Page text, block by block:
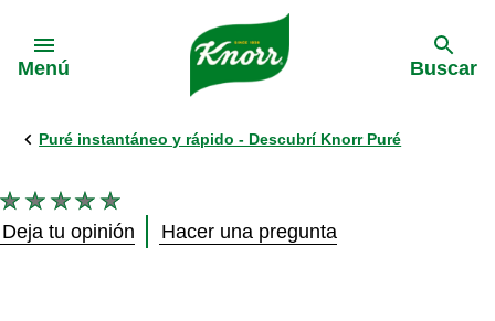
Menú Buscar
Puré instantáneo y rápido - Descubrí Knorr Puré
No
han
Deja tu opinión Hacer una pregunta